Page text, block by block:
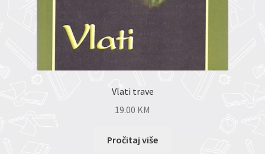
Vlati trave
19.00 KM
Pročitaj više